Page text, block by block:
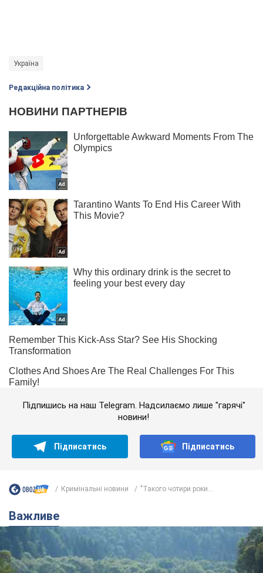
Україна
Редакційна політика
Підпишись на наш Telegram. Надсилаємо лише "гарячі"
новини!
Підписатись Підписатись
Кримінальні новини "Такого чотири роки...
Важливе